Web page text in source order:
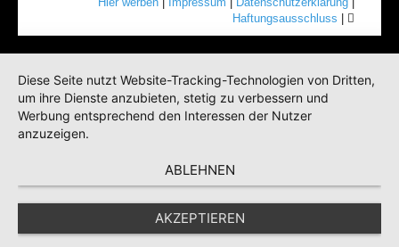
Haftungsausschluss
Diese Seite nutzt Website-Tracking-Technologien von Dritten,
um ihre Dienste anzubieten, stetig zu verbessern und
Werbung entsprechend den Interessen der Nutzer
anzuzeigen.
ABLEHNEN
AKZEPTIEREN